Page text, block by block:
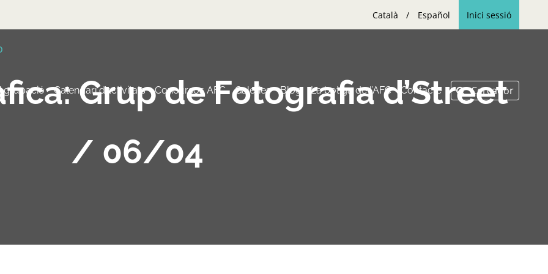
Català Español Inici sessió
Agrupació Calendari d’activitats Concursos AFC Galeries Blog La botiga de l’AFC Contacte
Grup de Fotografia d’Street
/ 06/04